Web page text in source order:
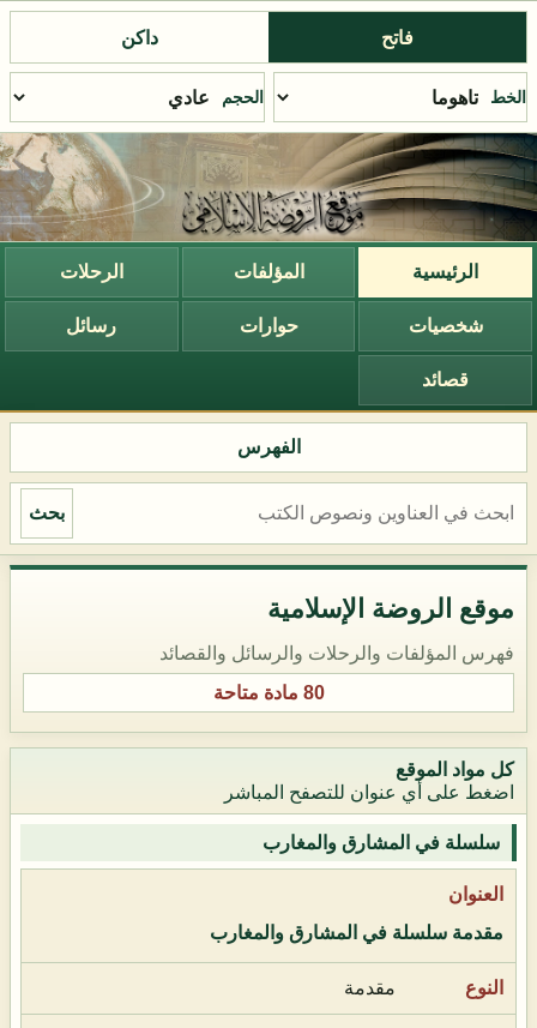
فاتح داكن
الخط الحجم
الرئيسية المؤلفات الرحلات
شخصيات حوارات رسائل
قصائد
الفهرس
بحث
موقع الروضة الإسلامية
فهرس المؤلفات والرحلات والرسائل والقصائد
80 مادة متاحة
كل مواد الموقع
اضغط على أي عنوان للتصفح المباشر
سلسلة في المشارق والمغارب
مقدمة سلسلة في المشارق والمغارب
مقدمة